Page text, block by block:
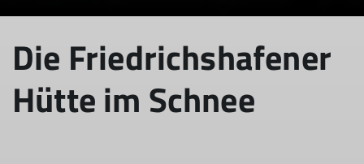
Die Friedrichshafener
Hütte im Schnee